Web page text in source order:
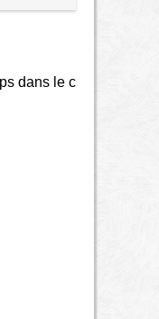
dans le c